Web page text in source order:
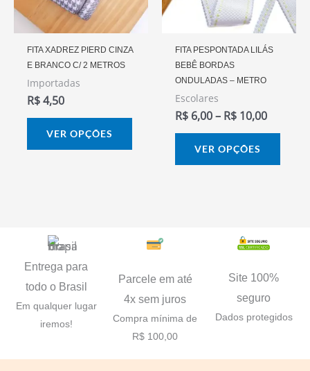
FITA XADREZ PIERD CINZA
E BRANCO C/ 2 METROS
Importadas
R$4,50
VER OPÇÕES
As
opções
podem
do
produto
FITA PESPONTADA LILÁS
BEBÊ BORDAS
ONDULADAS – METRO
Escolares
R$ 6,00– R$ 10,00
VER OPÇÕES
As
Entrega para
todo o Brasil
Em qualquer lugar
iremos!
Parcele em até
4x sem juros
Compra mínima de
R$ 100,00
Site 100%
seguro
Dados protegidos